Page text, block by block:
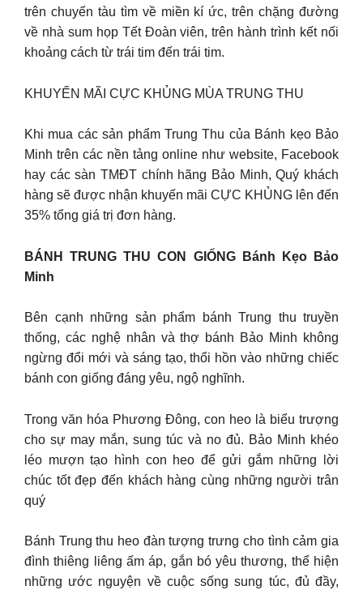
trên chuyến tàu tìm về miền kí ức, trên chặng đường
về nhà sum họp Tết Đoàn viên, trên hành trình kết nối
khoảng cách từ trái tim đến trái tim.
KHUYẾN MÃI CỰC KHỦNG MÙA TRUNG THU
Khi mua các sản phẩm Trung Thu của Bánh kẹo Bảo
Minh trên các nền tảng online như website, Facebook
hay các sàn TMĐT chính hãng Bảo Minh, Quý khách
hàng sẽ được nhận khuyến mãi CỰC KHỦNG lên đến
35% tổng giá trị đơn hàng.
BÁNH TRUNG THU CON GIỐNG Bánh Kẹo Bảo
Minh
Bên cạnh những sản phẩm bánh Trung thu truyền
thống, các nghệ nhân và thợ bánh Bảo Minh không
ngừng đổi mới và sáng tạo, thổi hồn vào những chiếc
bánh con giống đáng yêu, ngộ nghĩnh.
Trong văn hóa Phương Đông, con heo là biểu trượng
cho sự may mắn, sung túc và no đủ. Bảo Minh khéo
léo mượn tạo hình con heo để gửi gắm những lời
chúc tốt đẹp đến khách hàng cùng những người trân
quý
Bánh Trung thu heo đàn tượng trưng cho tình cảm gia
đình thiêng liêng ấm áp, gắn bó yêu thương, thể hiện
những ước nguyện về cuộc sống sung túc, đủ đầy,